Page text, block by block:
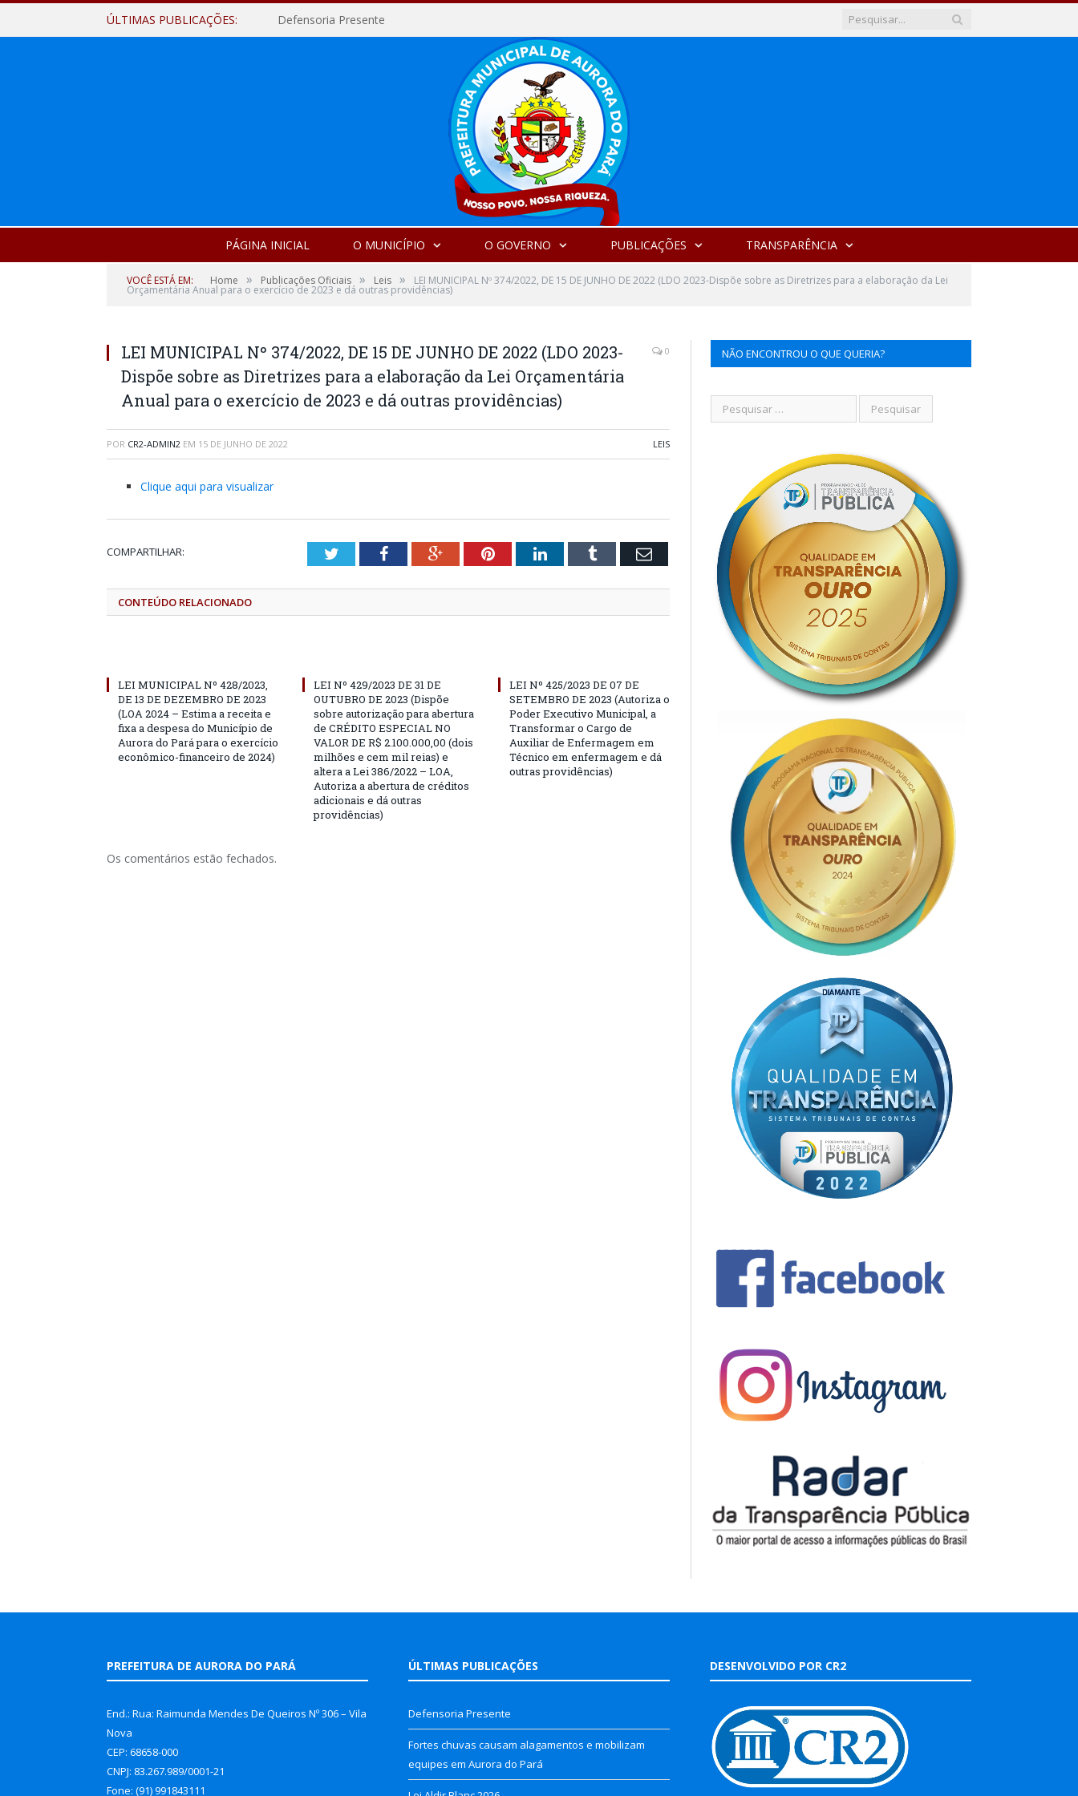
ÚLTIMAS PUBLICAÇÕES: Defensoria Presente
PÁGINA INICIAL O MUNICÍPIO O GOVERNO PUBLICAÇÕES TRANSPARÊNCIA
VOCÊ ESTÁ EM: Home » Publicações Oficiais » Leis » LEI MUNICIPAL Nº 374/2022, DE 15 DE JUNHO DE 2022 (LDO 2023-Dispõe sobre as Diretrizes para a elaboração da Lei
Orçamentária Anual para o exercício de 2023 e dá outras providências)
LEI MUNICIPAL Nº 374/2022, DE 15 DE JUNHO DE 2022 (LDO 2023-
Dispõe sobre as Diretrizes para a elaboração da Lei Orçamentária
Anual para o exercício de 2023 e dá outras providências)
0
POR CR2-ADMIN2 EM 15 DE JUNHO DE 2022 LEIS
Clique aqui para visualizar
COMPARTILHAR: TwitterFacebookGoogle+PinterestLinkedInTumblr Email
CONTEÚDO RELACIONADO
LEI MUNICIPAL Nº 428/2023,
DE 13 DE DEZEMBRO DE 2023
(LOA 2024 – Estima a receita e
fixa a despesa do Município de
Aurora do Pará para o exercício
econômico-financeiro de 2024)
LEI Nº 429/2023 DE 31 DE
OUTUBRO DE 2023 (Dispõe
sobre autorização para abertura
de CRÉDITO ESPECIAL NO
VALOR DE R$ 2.100.000,00 (dois
milhões e cem mil reias) e
altera a Lei 386/2022 – LOA,
Autoriza a abertura de créditos
adicionais e dá outras
providências)
LEI Nº 425/2023 DE 07 DE
SETEMBRO DE 2023 (Autoriza o
Poder Executivo Municipal, a
Transformar o Cargo de
Auxiliar de Enfermagem em
Técnico em enfermagem e dá
outras providências)
Os comentários estão fechados.
NÃO ENCONTROU O QUE QUERIA?
PREFEITURA DE AURORA DO PARÁ
End.: Rua: Raimunda Mendes De Queiros Nº 306 – Vila
Nova
CEP: 68658-000
CNPJ: 83.267.989/0001-21
Fone: (91) 991843111
ÚLTIMAS PUBLICAÇÕES
Defensoria Presente
Fortes chuvas causam alagamentos e mobilizam
equipes em Aurora do Pará
DESENVOLVIDO POR CR2